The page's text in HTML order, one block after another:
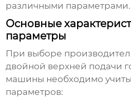
различными параметрами.
Основные
параметры
При выборе
двойной верхней подачи
машины необходимо
параметров: